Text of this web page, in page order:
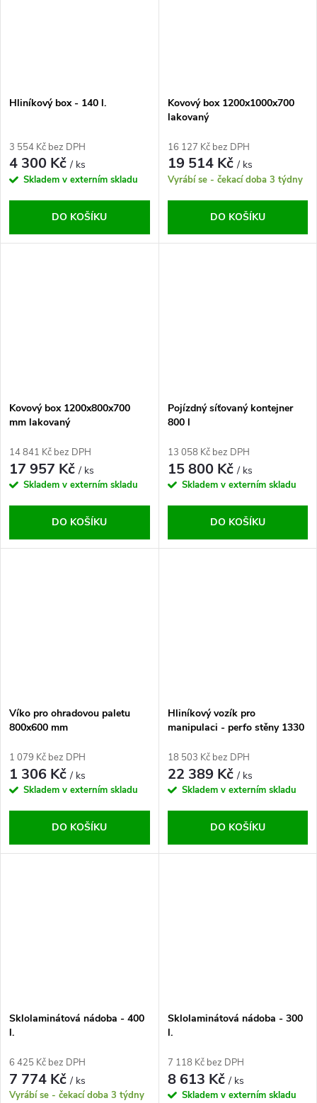
Hliníkový box - 140 l.
3 554 Kč bez DPH
4 300 Kč/ ks
Skladem v externím skladu
DO KOŠÍKU
Kovový box 1200x1000x700
lakovaný
16 127 Kč bez DPH
19 514 Kč/ ks
Vyrábí se - čekací doba 3 týdny
DO KOŠÍKU
Kovový box 1200x800x700
mm lakovaný
14 841 Kč bez DPH
17 957 Kč/ ks
Skladem v externím skladu
DO KOŠÍKU
Pojízdný síťovaný kontejner
800 l
13 058 Kč bez DPH
15 800 Kč/ ks
Skladem v externím skladu
DO KOŠÍKU
Víko pro ohradovou paletu
800x600 mm
1 079 Kč bez DPH
1 306 Kč/ ks
Skladem v externím skladu
DO KOŠÍKU
Hliníkový vozík pro
manipulaci - perfo stěny 1330
18 503 Kč bez DPH
22 389 Kč/ ks
Skladem v externím skladu
DO KOŠÍKU
Sklolaminátová nádoba - 400
l.
6 425 Kč bez DPH
7 774 Kč/ ks
Vyrábí se - čekací doba 3 týdny
Sklolaminátová nádoba - 300
l.
7 118 Kč bez DPH
8 613 Kč/ ks
Skladem v externím skladu